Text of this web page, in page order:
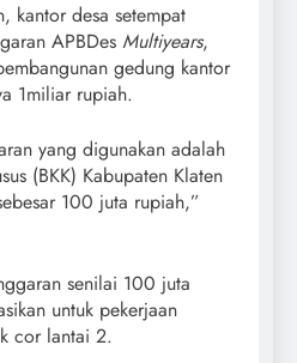
kantor desa setempat
APBDes Multiyears,
gedung kantor
1miliar rupiah.
yang digunakan adalah
(BKK) Kabupaten Klaten
100 juta rupiah,”
senilai 100 juta
untuk pekerjaan
cor lantai 2.